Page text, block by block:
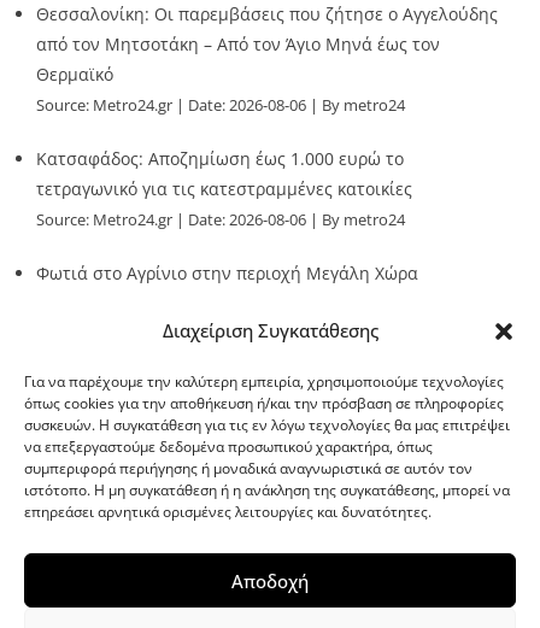
Διαχείριση Συγκατάθεσης
Για να παρέχουμε την καλύτερη εμπειρία, χρησιμοποιούμε τεχνολογίες
όπως cookies για την αποθήκευση ή/και την πρόσβαση σε πληροφορίες
συσκευών. Η συγκατάθεση για τις εν λόγω τεχνολογίες θα μας επιτρέψει
να επεξεργαστούμε δεδομένα προσωπικού χαρακτήρα, όπως
συμπεριφορά περιήγησης ή μοναδικά αναγνωριστικά σε αυτόν τον
ιστότοπο. Η μη συγκατάθεση ή η ανάκληση της συγκατάθεσης, μπορεί να
επηρεάσει αρνητικά ορισμένες λειτουργίες και δυνατότητες.
Αποδοχή
Θεσσαλονίκη: Οι παρεμβάσεις που ζήτησε ο Αγγελούδης
από τον Μητσοτάκη – Από τον Άγιο Μηνά έως τον
Θερμαϊκό
Source: Metro24.gr Date: 2026-08-06 By metro24
Κατσαφάδος: Αποζημίωση έως 1.000 ευρώ το
τετραγωνικό για τις κατεστραμμένες κατοικίες
Source: Metro24.gr Date: 2026-08-06 By metro24
Φωτιά στο Αγρίνιο στην περιοχή Μεγάλη Χώρα
G-point.gr